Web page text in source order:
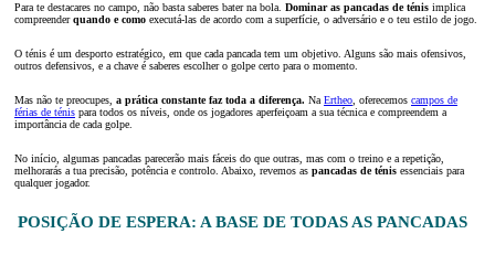
Para te destacares no campo, não basta saberes bater na bola. Dominar as pancadas de ténis implica
compreenderquando e como executá-las de acordo com a superfície, o adversário e o teu estilo de jogo.
O ténis é um desporto estratégico, em que cada pancada tem um objetivo. Alguns são mais ofensivos,
outros defensivos, e a chave é saberes escolher o golpe certo para o momento.
Mas não te preocupes, a prática constante faz toda a diferença. Na Ertheo , oferecemos campos de
férias de ténis para todos os níveis, onde os jogadores aperfeiçoam a sua técnica e compreendem a
importância de cada golpe.
No início, algumas pancadas parecerão mais fáceis do que outras, mas com o treino e a repetição,
melhorarás a tua precisão, potência e controlo. Abaixo, revemos as pancadas de ténis essenciais para
qualquer jogador.
POSIÇÃO DE ESPERA: A BASE DE TODAS AS PANCADAS